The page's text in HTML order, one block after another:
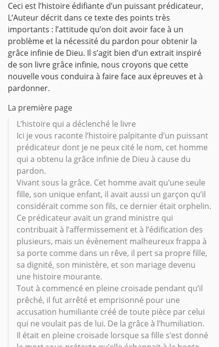
Ceci est l’histoire édifiante d’un puissant prédicateur,
L’Auteur décrit dans ce texte des points très
importants : l’attitude qu’on doit avoir face à un
problème et la nécessité du pardon pour obtenir la
grâce infinie de Dieu. Il s’agit bien d’un extrait inspiré
de son livre grâce infinie, nous croyons que cette
nouvelle vous conduira à faire face aux épreuves et à
pardonner.
La première page
L’histoire qui a déclenché le livre
Ici je vous raconte l’histoire palpitante d’un puissant
prédicateur dont je ne peux cité le nom, cet homme
qui a obtenu la grâce infinie de Dieu à cause du
pardon.
Vivant sous la grâce. Cet homme avait qu’une seule
fille, son unique enfant, il avait aussi un garçon qu’il
considérait comme son fils, ce dernier était orphelin.
Ce prédicateur avait un grand ministre qui
contribuait à l’affermissement et à l’édification des
plusieurs, mais un évènement malheureux frappa à
sa porte comme dans un rêve, il pert sa propre fille,
sa dignité, son ministère, et son mariage devenu
une histoire mourante.
Tout à commencé en pleine croisade pendant qu’il
prêché, il fut arrêté et emprisonné pour une
accusation humiliante créé de toute pièce par celui
qui ne voulait pas de lui. De la grâce à l’humiliation.
Il était en pleine croisade lorsque sa fille s’est donné